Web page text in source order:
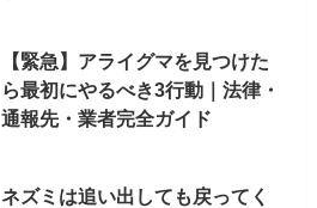
【緊急】アライグマを見つけた
ら最初にやるべき3行動｜法律・
通報先・業者完全ガイド
ネズミは追い出しても戻ってく